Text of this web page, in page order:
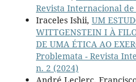
Revista Internacional de
Iraceles Ishii, UM
WITTGENSTEIN I À
DE UMA ÉTICA AO
Problemata - Revista
n. 2 (2024)